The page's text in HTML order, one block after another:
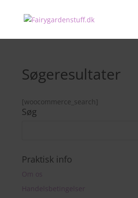
Søgeresultater
[woocommerce_search]
Søg
Praktisk info
Om os
Handelsbetingelser